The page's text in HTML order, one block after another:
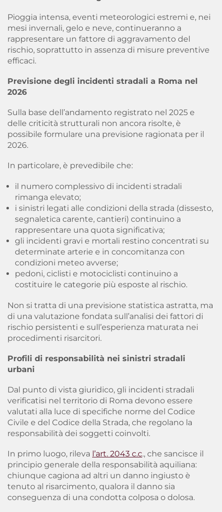
Pioggia intensa, eventi meteorologici estremi e, nei
mesi invernali, gelo e neve, continueranno a
rappresentare un fattore di aggravamento del
rischio, soprattutto in assenza di misure preventive
efficaci.
Previsione degli incidenti stradali a Roma nel
2026
Sulla base dell’andamento registrato nel 2025 e
delle criticità strutturali non ancora risolte, è
possibile formulare una previsione ragionata per il
2026.
In particolare, è prevedibile che:
il numero complessivo di incidenti stradali
rimanga elevato;
i sinistri legati alle condizioni della strada (dissesto,
segnaletica carente, cantieri) continuino a
rappresentare una quota significativa;
gli incidenti gravi e mortali restino concentrati su
determinate arterie e in concomitanza con
condizioni meteo avverse;
pedoni, ciclisti e motociclisti continuino a
costituire le categorie più esposte al rischio.
Non si tratta di una previsione statistica astratta, ma
di una valutazione fondata sull’analisi dei fattori di
rischio persistenti e sull’esperienza maturata nei
procedimenti risarcitori.
Profili di responsabilità nei sinistri stradali
urbani
Dal punto di vista giuridico, gli incidenti stradali
verificatisi nel territorio di Roma devono essere
valutati alla luce di specifiche norme del Codice
Civile e del Codice della Strada, che regolano la
responsabilità dei soggetti coinvolti.
In primo luogo, rileva l’art. 2043 c.c., che sancisce il
principio generale della responsabilità aquiliana:
chiunque cagiona ad altri un danno ingiusto è
tenuto al risarcimento, qualora il danno sia
conseguenza di una condotta colposa o dolosa.